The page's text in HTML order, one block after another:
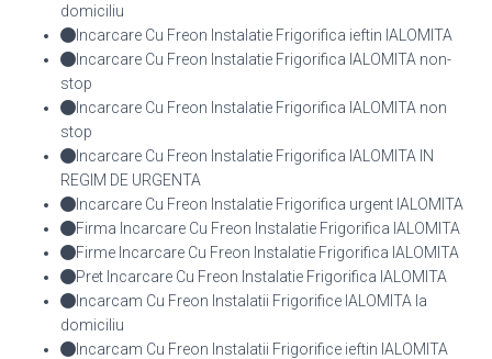
domiciliu
Incarcare Cu Freon Instalatie Frigorifica ieftin IALOMITA
Incarcare Cu Freon Instalatie Frigorifica IALOMITA non-
stop
Incarcare Cu Freon Instalatie Frigorifica IALOMITA non
stop
Incarcare Cu Freon Instalatie Frigorifica IALOMITA IN
REGIM DE URGENTA
Incarcare Cu Freon Instalatie Frigorifica urgent IALOMITA
Firma Incarcare Cu Freon Instalatie Frigorifica IALOMITA
Firme Incarcare Cu Freon Instalatie Frigorifica IALOMITA
Pret Incarcare Cu Freon Instalatie Frigorifica IALOMITA
Incarcam Cu Freon Instalatii Frigorifice IALOMITA la
domiciliu
Incarcam Cu Freon Instalatii Frigorifice ieftin IALOMITA